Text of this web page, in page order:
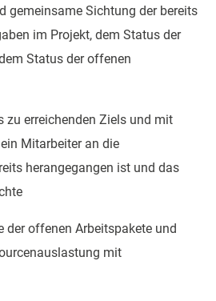
gemeinsame Sichtung der bereits
im Projekt, dem Status der
Status der offenen
zu erreichenden Ziels und mit
Mitarbeiter an die
herangegangen ist und das
der offenen Arbeitspakete und
mit